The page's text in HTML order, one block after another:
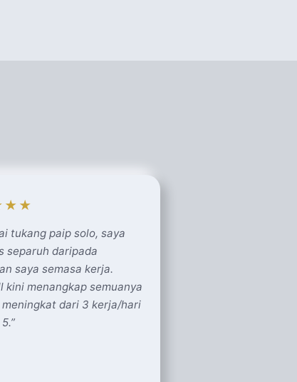
tukang paip solo, saya
separuh daripada
saya semasa kerja.
kini menangkap semuanya
dari 3 kerja/hari
”